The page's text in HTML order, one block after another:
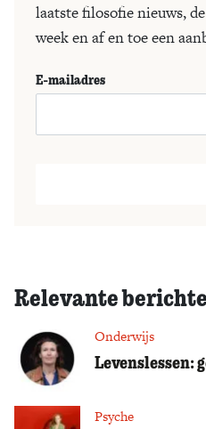
laatste filosofie nieuws,
week en af en toe een
E-mailadres
Relevante
Onderwijs
Levenslessen:
Psyche